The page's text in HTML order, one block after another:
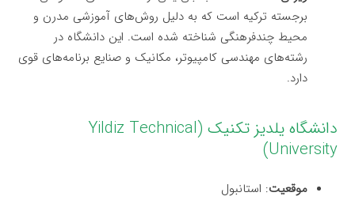
برجسته ترکیه است که به دلیل روش‌های آموزشی مدرن و
محیط چندفرهنگی شناخته شده است. این دانشگاه در
رشته‌های مهندسی کامپیوتر، مکانیک و صنایع برنامه‌های قوی
دارد.
دانشگاه یلدیز تکنیک (Yildiz Technical
University)
موقعیت: استانبول